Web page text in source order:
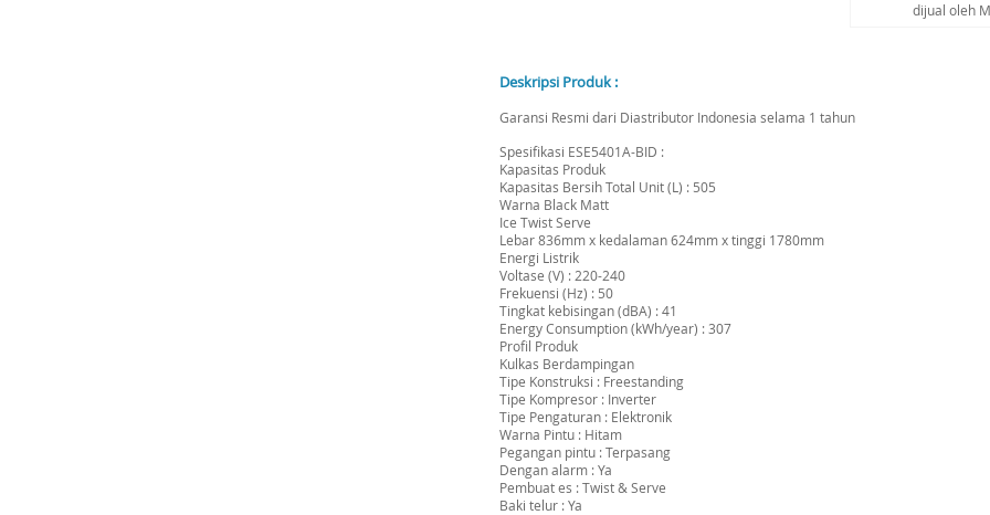
dijual oleh
Deskripsi Produk :
Garansi Resmi dari Diastributor Indonesia selama 1 tahun
Spesifikasi ESE5401A-BID :
Kapasitas Produk
Kapasitas Bersih Total Unit (L) : 505
Warna Black Matt
Ice Twist Serve
Lebar 836mm x kedalaman 624mm x tinggi 1780mm
Energi Listrik
Voltase (V) : 220-240
Frekuensi (Hz) : 50
Tingkat kebisingan (dBA) : 41
Energy Consumption (kWh/year) : 307
Profil Produk
Kulkas Berdampingan
Tipe Konstruksi : Freestanding
Tipe Kompresor : Inverter
Tipe Pengaturan : Elektronik
Warna Pintu : Hitam
Pegangan pintu : Terpasang
Dengan alarm : Ya
Pembuat es : Twist & Serve
Baki telur : Ya